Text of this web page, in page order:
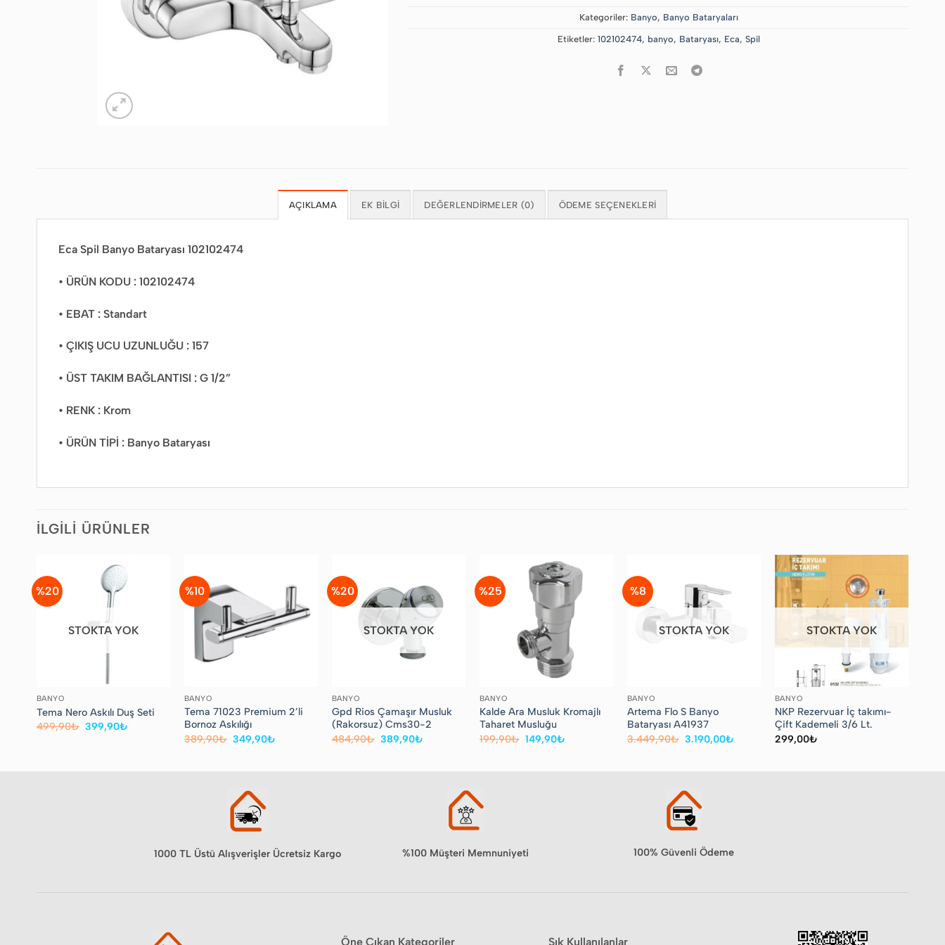
Kategoriler: Banyo, Banyo Bataryaları
Etiketler: 102102474, banyo, Bataryası, Eca, Spil
AÇIKLAMA EK BILGI DEĞERLENDIRMELER (0) ÖDEME SEÇENEKLERI
Eca Spil Banyo Bataryası 102102474
• ÜRÜN KODU : 102102474
• EBAT : Standart
• ÇIKIŞ UCU UZUNLUĞU : 157
• ÜST TAKIM BAĞLANTISI : G 1/2”
• RENK : Krom
• ÜRÜN TİPİ : Banyo Bataryası
İLGILI ÜRÜNLER
%20
STOKTA YOK
BANYO
Tema Nero Askılı Duş Seti
499,90₺ Orijinal
fiyat:
399,90₺
%10
Favorilere
Ekle
BANYO
Tema 71023 Premium 2’li
Bornoz Askılığı
389,90₺ Orijinal
fiyat:
349,90₺
%20
Favorilere
Ekle
STOKTA YOK
BANYO
Gpd Rios Çamaşır Musluk
(Rakorsuz) Cms30-2
484,90₺ Orijinal
fiyat:
389,90₺
%25
Favorilere
BANYO
Kalde Ara Musluk Kromajlı
Taharet Musluğu
199,90₺ Orijinal
fiyat:
149,90₺
%8
Favorilere
STOKTA YOK
BANYO
Artema Flo S Banyo
Bataryası A41937
3.449,90₺ Orijinal
3.190,00₺
Favorilere
Ekle
STOKTA YOK
BANYO
NKP Rezervuar İç takımı-
Çift Kademeli 3/6 Lt.
299,00₺
1000 TL Üstü Alışverişler Ücretsiz Kargo %100 Müşteri Memnuniyeti 100% Güvenli Ödeme
Öne Çıkan Kategoriler Sık Kullanılanlar